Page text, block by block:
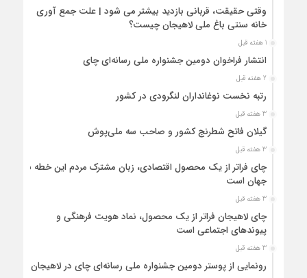
وقتی حقیقت، قربانی بازدید بیشتر می شود | علت جمع آوری
خانه سنتی باغ ملی لاهیجان چیست؟
1 هفته قبل
انتشار فراخوان دومین جشنواره ملی رسانه‌ای چای
2 هفته قبل
رتبه نخست نوغانداران لنگرودی در کشور
3 هفته قبل
گیلان فاتح شطرنج کشور و صاحب سه ملی‌پوش
3 هفته قبل
چای فراتر از یک محصول اقتصادی، زبان مشترک مردم این خطه با
جهان است
3 هفته قبل
چای لاهیجان فراتر از یک محصول، نماد هویت فرهنگی و
پیوندهای اجتماعی است
3 هفته قبل
رونمایی از پوستر دومین جشنواره ملی رسانه‌ای چای در لاهیجان